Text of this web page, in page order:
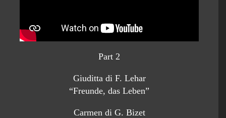
Part 2
Giuditta di F. Lehar
“Freunde, das Leben”
Carmen di G. Bizet